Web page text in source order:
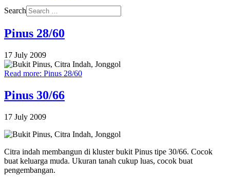
Search
Pinus 28/60
17 July 2009
Read more: Pinus 28/60
Pinus 30/66
17 July 2009
Citra indah membangun di kluster bukit Pinus tipe 30/66. Cocok
buat keluarga muda. Ukuran tanah cukup luas, cocok buat
pengembangan.